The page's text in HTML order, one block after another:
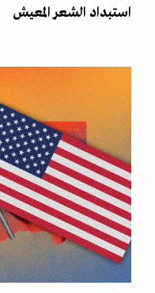
استبداد الشعر المعيش